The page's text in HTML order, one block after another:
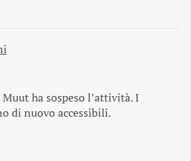
ha sospeso l’attività. I
di nuovo accessibili.